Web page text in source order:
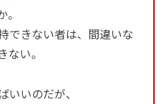
できない者は、間違いな
い。
いいのだが、